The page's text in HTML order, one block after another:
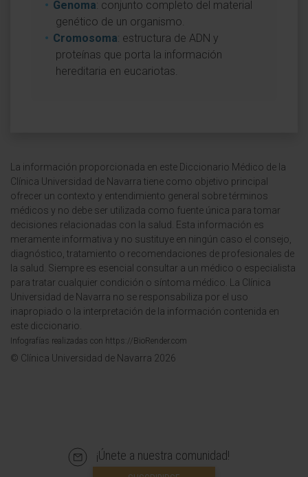
Genoma: conjunto completo del material
genético de un organismo.
Cromosoma: estructura de ADN y
proteínas que porta la información
hereditaria en eucariotas.
La información proporcionada en este Diccionario Médico de la
Clínica Universidad de Navarra tiene como objetivo principal
ofrecer un contexto y entendimiento general sobre términos
médicos y no debe ser utilizada como fuente única para tomar
decisiones relacionadas con la salud. Esta información es
meramente informativa y no sustituye en ningún caso el consejo,
diagnóstico, tratamiento o recomendaciones de profesionales de
la salud. Siempre es esencial consultar a un médico o especialista
para tratar cualquier condición o síntoma médico. La Clínica
Universidad de Navarra no se responsabiliza por el uso
inapropiado o la interpretación de la información contenida en
este diccionario.
Infografías realizadas con https://BioRender.com
© Clínica Universidad de Navarra 2026
¡Únete a nuestra comunidad!